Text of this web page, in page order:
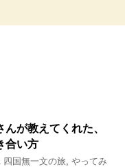
が教えてくれた、
合い方
四国無一文の旅 やってみ